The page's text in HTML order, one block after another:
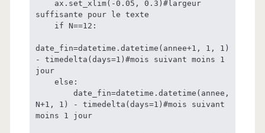
suffisante pour le texte
date_fin=datetime.datetime(annee+1, 1, 1)
- timedelta(days=1)#mois suivant moins 1
jour
N+1, 1) - timedelta(days=1)#mois suivant
moins 1 jour